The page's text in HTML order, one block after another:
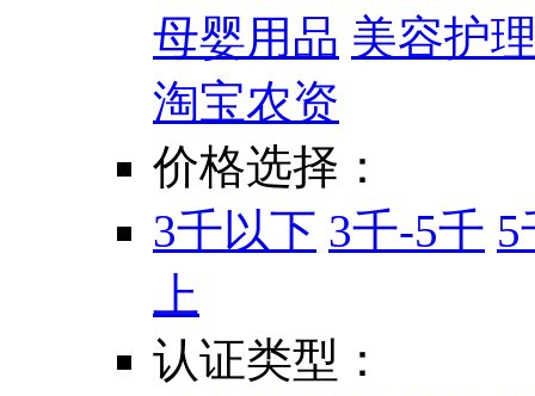
母婴用品 美容护
淘宝农资
价格选择：
3千以下 3千-5千 5
上
认证类型：